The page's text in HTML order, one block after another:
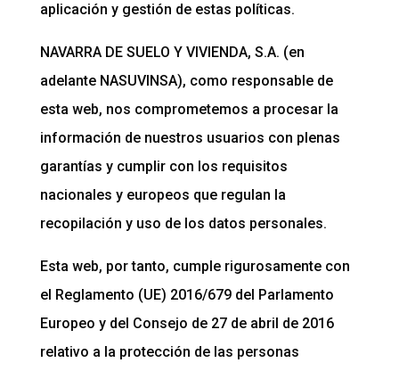
aplicación y gestión de estas políticas.
NAVARRA DE SUELO Y VIVIENDA, S.A. (en
adelante NASUVINSA), como responsable de
esta web, nos comprometemos a procesar la
información de nuestros usuarios con plenas
garantías y cumplir con los requisitos
nacionales y europeos que regulan la
recopilación y uso de los datos personales.
Esta web, por tanto, cumple rigurosamente con
el Reglamento (UE) 2016/679 del Parlamento
Europeo y del Consejo de 27 de abril de 2016
relativo a la protección de las personas